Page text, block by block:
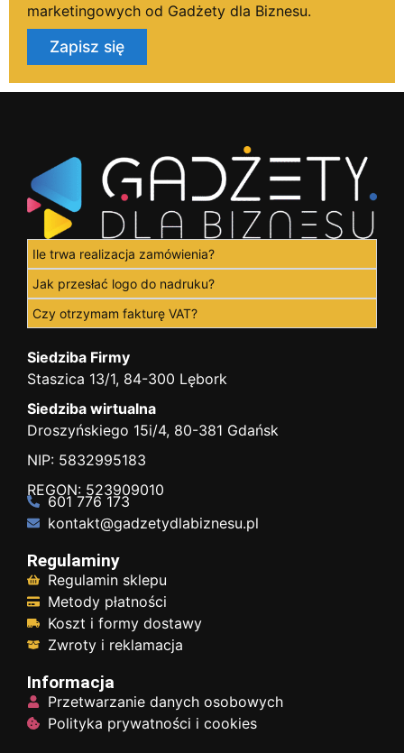
marketingowych od Gadżety dla Biznesu.
Zapisz się
Ile trwa realizacja zamówienia?
Jak przesłać logo do nadruku?
Czy otrzymam fakturę VAT?
Siedziba Firmy
Staszica 13/1, 84-300 Lębork
Siedziba wirtualna
Droszyńskiego 15i/4, 80-381 Gdańsk
NIP: 5832995183
REGON: 523909010
601 776 173
kontakt@gadzetydlabiznesu.pl
Regulaminy
Regulamin sklepu
Metody płatności
Koszt i formy dostawy
Zwroty i reklamacja
Informacja
Przetwarzanie danych osobowych
Polityka prywatności i cookies